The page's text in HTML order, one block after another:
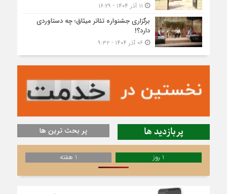
برگزاری جشنواره تئاتر میثاق؛ چه دستاوردی
دارد؟!
۰۶ آذر ۱۴۰۴ - ۹:۳۲
پربازدید ها پر بحث ترین ها
1 روز 1 هفته